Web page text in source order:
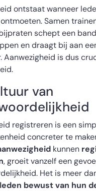
ontstaat wanneer
Samen
schept een
en draagt bij aan
Aanwezigheid is dus
van
registreren is een
concreter te
kunnen
, groeit vanzelf een
Het is meer
bewustvan hun